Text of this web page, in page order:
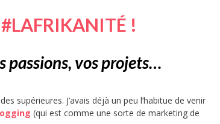
!
passions, vos projets…
supérieures. J’avais déjà un peu l’habitue de venir
(qui est comme une sorte de marketing de